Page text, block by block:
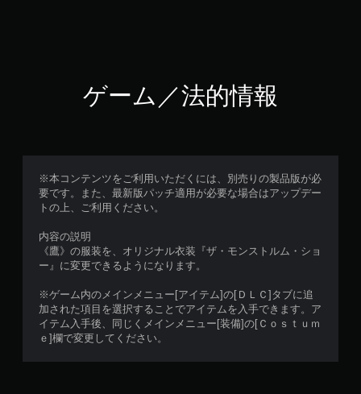
ゲーム／法的情報
※本コンテンツをご利用いただくには、別売りの製品版が必
要です。また、最新版パッチ適用が必要な場合はアップデー
トの上、ご利用ください。
内容の説明
《鷹》の服装を、オリジナル衣装『ザ・モンストルム・ショ
ー』に変更できるようになります。
※ゲーム内のメインメニュー[アイテム]の[ＤＬＣ]タブに追
加された項目を選択することでアイテムを入手できます。ア
イテム入手後、同じくメインメニュー[装備]の[Ｃｏｓｔｕｍ
ｅ]欄で変更してください。